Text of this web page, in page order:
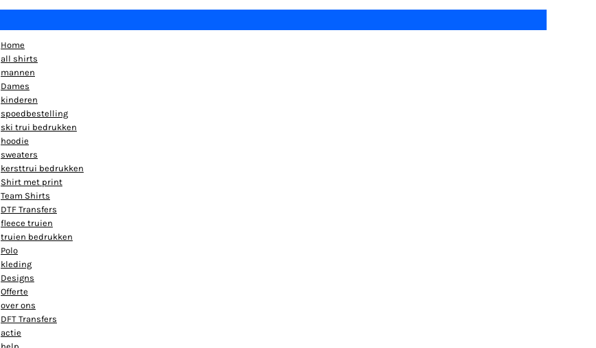
Home
all shirts
mannen
Dames
kinderen
spoedbestelling
ski trui bedrukken
hoodie
sweaters
kersttrui bedrukken
Shirt met print
Team Shirts
DTF Transfers
fleece truien
truien bedrukken
Polo
kleding
Designs
Offerte
over ons
DFT Transfers
actie